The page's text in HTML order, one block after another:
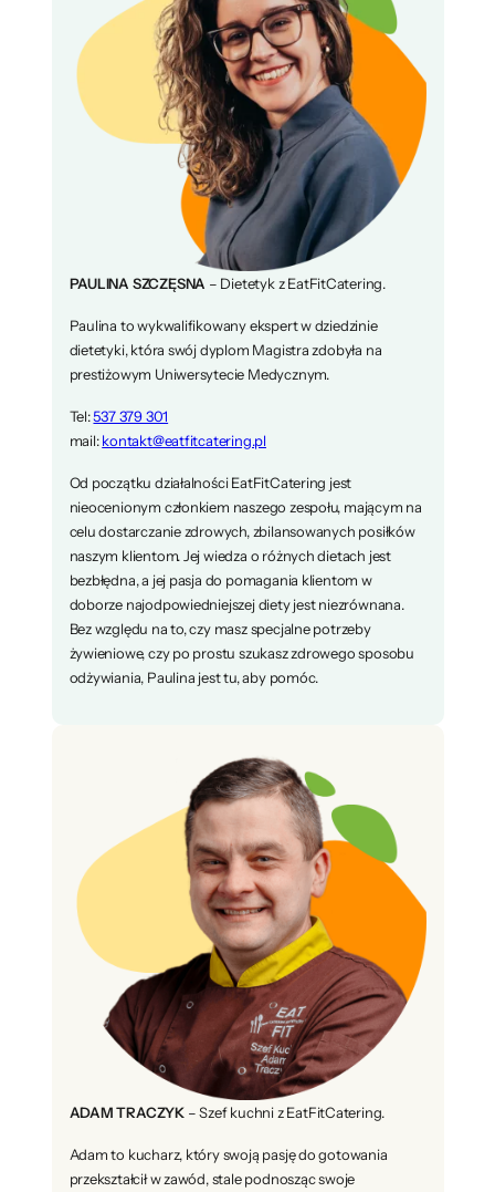
PAULINA SZCZĘSNA – Dietetyk z EatFitCatering.
Paulina to wykwalifikowany ekspert w dziedzinie
dietetyki, która swój dyplom Magistra zdobyła na
prestiżowym Uniwersytecie Medycznym.
Tel:537 379 301
mail:kontakt@eatfitcatering.pl
Od początku działalności EatFitCatering jest
nieocenionym członkiem naszego zespołu, mającym na
celu dostarczanie zdrowych, zbilansowanych posiłków
naszym klientom. Jej wiedza o różnych dietach jest
bezbłędna, a jej pasja do pomagania klientom w
doborze najodpowiedniejszej diety jest niezrównana.
Bez względu na to, czy masz specjalne potrzeby
żywieniowe, czy po prostu szukasz zdrowego sposobu
odżywiania, Paulina jest tu, aby pomóc.
ADAM TRACZYK– Szef kuchni z EatFitCatering.
Adam to kucharz, który swoją pasję do gotowania
przekształcił w zawód, stale podnosząc swoje